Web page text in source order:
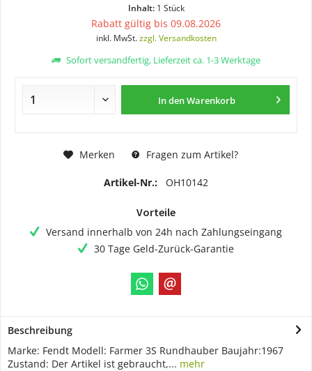
Inhalt: 1 Stück
Rabatt gültig bis 09.08.2026
inkl. MwSt.zzgl. Versandkosten
Sofort versandfertig, Lieferzeit ca. 1-3 Werktage
In denWarenkorb
Merken Fragen zum Artikel?
Artikel-Nr.: OH10142
Vorteile
Versand innerhalb von 24h nach Zahlungseingang
30 Tage Geld-Zurück-Garantie
Beschreibung
Marke: Fendt Modell: Farmer 3S Rundhauber Baujahr:1967
Zustand: Der Artikel ist gebraucht,... mehr